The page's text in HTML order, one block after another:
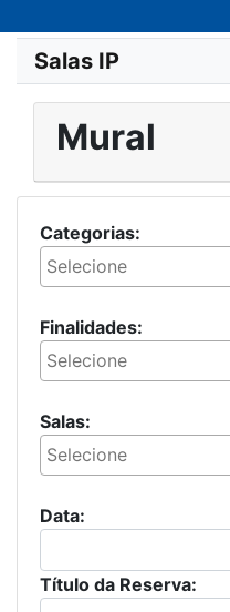
Salas IP
Mural
Categorias:
Finalidades:
Salas:
Data:
Título da Reserva: